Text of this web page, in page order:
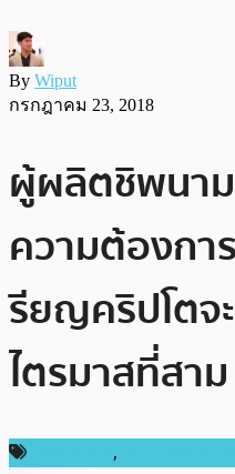
By Wiput
กรกฎาคม 23, 2018
ผู้ผลิตชิพนาม
ความต้องกา
รียญคริปโตจ
ไตรมาสที่สาม
,